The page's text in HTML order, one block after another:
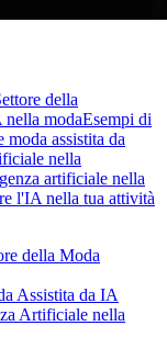
della
modaEsempi di
assistita da
nella
artificiale nella
l'IA nella tua attività
della Moda
Assistita da IA
Artificiale nella